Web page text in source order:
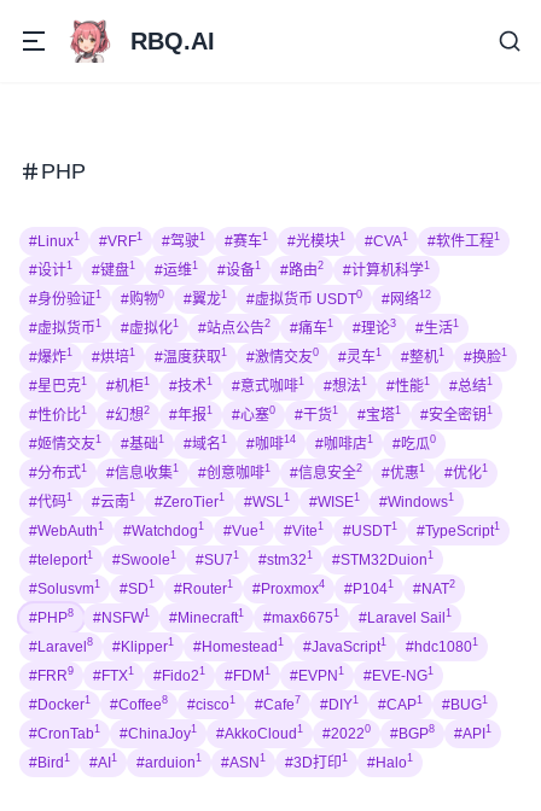
RBQ.AI
PHP
#Linux1 #VRF1 #驾驶1 #赛车1 #光模块1 #CVA1 #软件工程1
#设计1 #键盘1 #运维1 #设备1 #路由2 #计算机科学1
#身份验证 1 #购物0 #翼龙1 #虚拟货币 USDT0 #网络12
#虚拟货币 1 #虚拟化1 #站点公告2 #痛车1 #理论3 #生活1
#爆炸1 #烘培1 #温度获取1 #激情交友0 #灵车1 #整机1 #换脸1
#星巴克1 #机柜1 #技术1 #意式咖啡1 #想法1 #性能1 #总结1
#性价比1 #幻想2 #年报 1 #心塞0 #干货1 #宝塔1 #安全密钥 1
#姬情交友1 #基础1 #域名 1 #咖啡14 #咖啡店1 #吃瓜0
#分布式1 #信息收集1 #创意咖啡1 #信息安全2 #优惠 1 #优化1
#代码1 #云南 1 #ZeroTier1 #WSL1 #WISE1 #Windows1
#WebAuth 1 #Watchdog 1 #Vue 1 #Vite 1 #USDT1 #TypeScript1
#teleport1 #Swoole 1 #SU7 1 #stm32 1 #STM32Duion 1
#Solusvm1 #SD 1 #Router1 #Proxmox4 #P1041 #NAT2
#PHP8 #NSFW1 #Minecraft1 #max6675 1 #Laravel Sail 1
#Laravel 8 #Klipper1 #Homestead 1 #JavaScript1 #hdc10801
#FRR9 #FTX1 #Fido2 1 #FDM 1 #EVPN 1 #EVE-NG1
#Docker1 #Coffee8 #cisco1 #Cafe7 #DIY1 #CAP1 #BUG1
#CronTab1 #ChinaJoy1 #AkkoCloud 1 #20220 #BGP8 #API 1
#Bird 1 #AI 1 #arduion 1 #ASN 1 #3D打印 1 #Halo1